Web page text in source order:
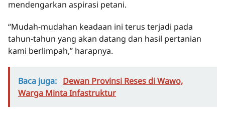
mendengarkan aspirasi petani.
“Mudah-mudahan keadaan ini terus terjadi pada
tahun-tahun yang akan datang dan hasil pertanian
kami berlimpah,” harapnya.
Baca juga: Dewan Provinsi Reses di Wawo,
Warga Minta Infastruktur